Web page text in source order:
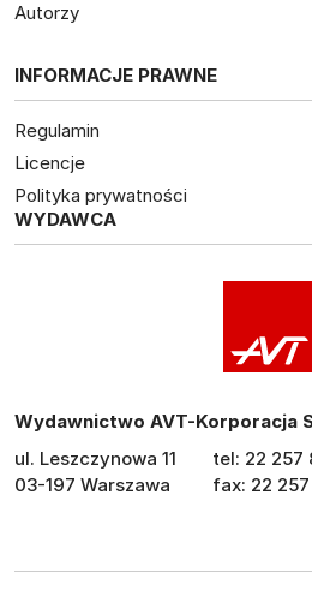
Autorzy
INFORMACJE PRAWNE
Regulamin
Licencje
Polityka prywatności
WYDAWCA
Wydawnictwo AVT-Korporacja
ul. Leszczynowa 11
03-197 Warszawa
tel: 22 257
fax: 22